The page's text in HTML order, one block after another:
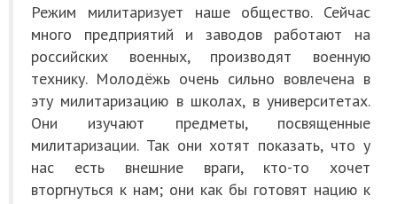
Режим милитаризует наше общество. Сейчас
много предприятий и заводов работают на
российских военных, производят военную
технику. Молодёжь очень сильно вовлечена в
эту милитаризацию в школах, в университетах.
Они изучают предметы, посвященные
милитаризации. Так они хотят показать, что у
нас есть внешние враги, кто-то хочет
вторгнуться к нам; они как бы готовят нацию к